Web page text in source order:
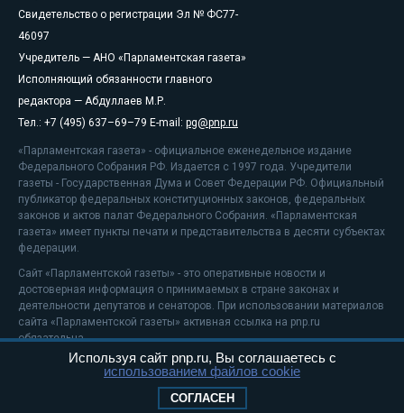
Свидетельство о регистрации Эл № ФС77-
46097
Учредитель — АНО «Парламентская газета»
Исполняющий обязанности главного
редактора — Абдуллаев М.Р.
Тел.: +7 (495) 637–69–79 E-mail: pg@pnp.ru
«Парламентская газета» - официальное еженедельное издание
Федерального Собрания РФ. Издается с 1997 года. Учредители
газеты - Государственная Дума и Совет Федерации РФ. Официальный
публикатор федеральных конституционных законов, федеральных
законов и актов палат Федерального Собрания. «Парламентская
газета» имеет пункты печати и представительства в десяти субъектах
федерации.
Сайт «Парламентской газеты» - это оперативные новости и
достоверная информация о принимаемых в стране законах и
деятельности депутатов и сенаторов. При использовании материалов
сайта «Парламентской газеты» активная ссылка на pnp.ru
обязательна.
На информационном ресурсе применяютсярекомендательные
Положение о защите персональных данных
Используя сайт pnp.ru, Вы соглашаетесь с
использованием файлов cookie
СОГЛАСЕН